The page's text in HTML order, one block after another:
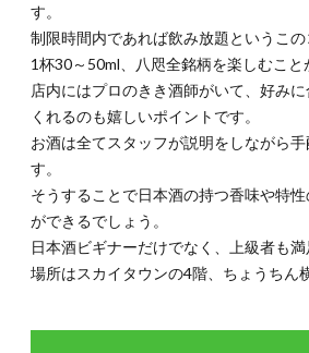
す。
制限時間内であれば飲み放題というこ
1杯30～50ml、八咫全銘柄を楽しむこと
店内にはプロのきき酒師がいて、好み
くれるのも嬉しいポイントです。
お酒は全てスタッフが説明をしながら
す。
そうすることで日本酒の持つ香味や特
ができるでしょう。
日本酒ビギナーだけでなく、上級者も満
場所はスカイタウンの4階、ちょうちん